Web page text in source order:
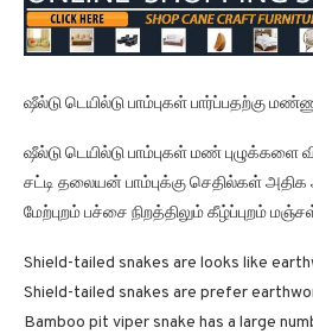
ஷீல்டு டெயில்டு பாம்புகள் பார்ப்பதற்கு
ஷீல்டு டெயில்டு பாம்புகள் மண் புழுக்களை
சட்டி தலையன் பாம்புக்கு செதில்கள்
மேற்புறம் பச்சை நிறத்திலும் கீழ்ப்புறம்
Shield-tailed snakes are looks like
Shield-tailed snakes are prefer
Bamboo pit viper snake has a large